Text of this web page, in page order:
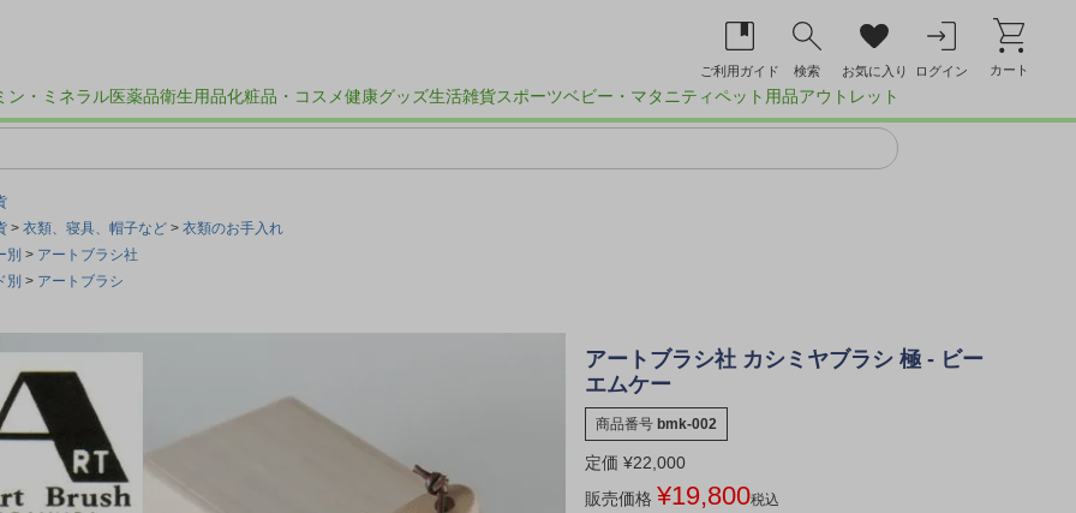
ご利用ガイド 検索 お気に入り ログイン カート
ン・ミネラル医薬品衛生用品化粧品・コスメ健康グッズ生活雑貨スポーツベビー・マタニティペット用品アウトレット
衣類、寝具、帽子など
衣類のお手入れ
別
アートブラシ社
別
アートブラシ
アートブラシ社 カシミヤブラシ 極 - ビー
エムケー
商品番号 bmk-002
定価 ¥22,000
販売価格 ¥19,800税込